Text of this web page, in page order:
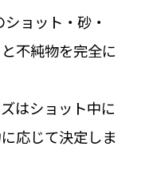
ョット・砂・
不純物を完全に
はショット中に
応じて決定しま